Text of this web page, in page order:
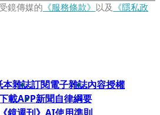
鏡傳媒的 《服務條款》 以及 《隱私政
本雜誌訂閱電子雜誌內容授權
載APP新聞自律綱要